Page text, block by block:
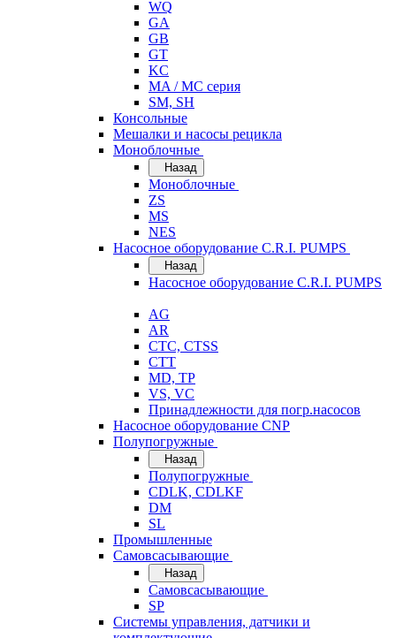
WQ
GA
GB
GT
KC
MA / MC серия
SM, SH
Консольные
Мешалки и насосы рецикла
Моноблочные
Назад
Моноблочные
ZS
MS
NES
Насосное оборудование C.R.I. PUMPS
Назад
Насосное оборудование C.R.I. PUMPS
AG
AR
CTC, CTSS
CTT
MD, TP
VS, VC
Принадлежности для погр.насосов
Насосное оборудование CNP
Полупогружные
Назад
Полупогружные
CDLK, CDLKF
DM
SL
Промышленные
Самовсасывающие
Назад
Самовсасывающие
SP
Системы управления, датчики и